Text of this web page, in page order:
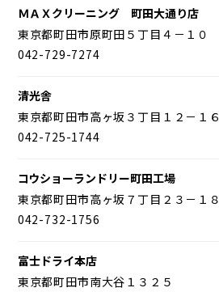
ＭＡＸクリーニング 町田大通り店
東京都町田市原町田５丁目４－１０
042-729-7274
清光舎
東京都町田市高ヶ坂３丁目１２－１６
042-725-1744
コウショーランドリー町田工場
東京都町田市高ヶ坂７丁目２３－１８
042-732-1756
富士ドライ本店
東京都町田市南大谷１３２５